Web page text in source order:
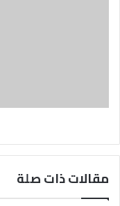
مقالات ذات صلة